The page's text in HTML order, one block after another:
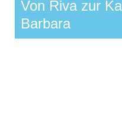
Von Riva zur
Barbara